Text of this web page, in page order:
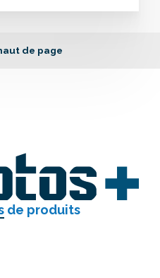
de page
de produits